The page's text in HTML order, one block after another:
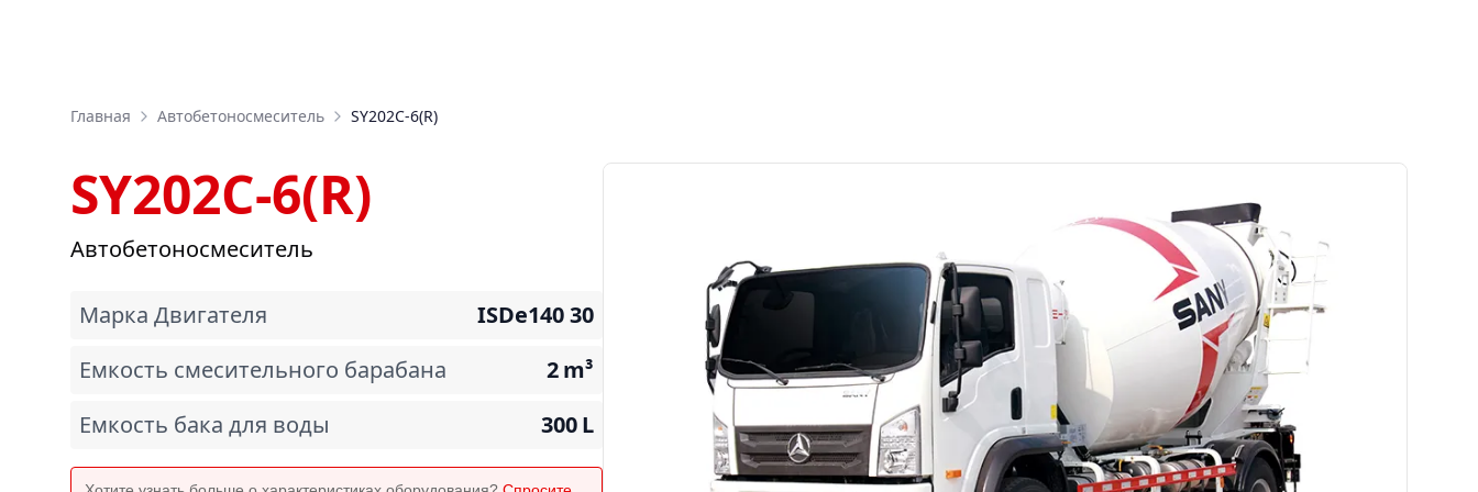
Главная Автобетоносмеситель SY202C-6(R)
SY202C-6(R)
Автобетоносмеситель
Марка Двигателя
ISDe140 30
Емкость смесительного барабана
2m³
Емкость бака для воды
300L